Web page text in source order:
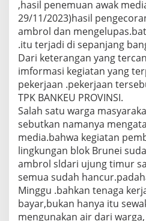
,hasil penemuan awak
29/11/2023)hasil
ambrol dan
.itu terjadi di sepanjang
Dari keterangan yang
imformasi kegiatan yang
pekerjaan .pekerjaan
TPK BANKEU PROVINSI.
Salah satu warga
sebutkan namanya
media.bahwa kegiatan
lingkungan blok Brunei
ambrol sldari ujung timur
semua sudah
Minggu .bahkan tenaga
bayar,bukan hanya itu
mengunakan air dari